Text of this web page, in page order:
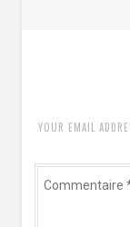
YOUR EMAIL
Commentaire